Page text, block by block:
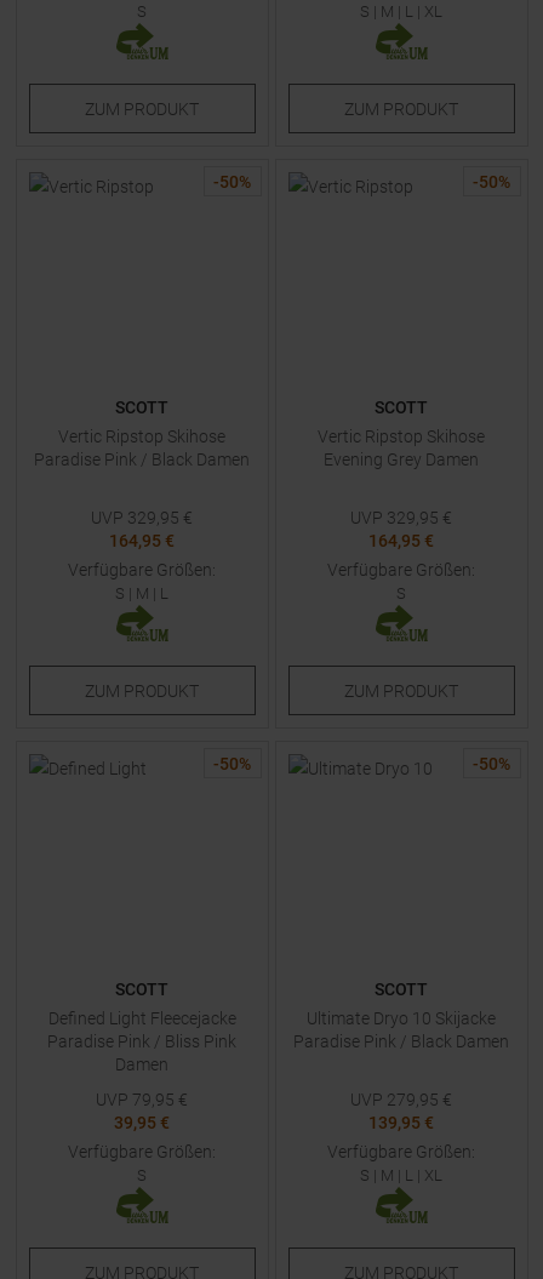
S
ZUM PRODUKT
S | M | L | XL
ZUM PRODUKT
-50%
SCOTT
Vertic Ripstop Skihose
Paradise Pink / Black Damen
UVP 329,95 €
164,95 €
Verfügbare Größen:
S | M | L
ZUM PRODUKT
-50%
SCOTT
Vertic Ripstop Skihose
Evening Grey Damen
UVP 329,95 €
164,95 €
Verfügbare Größen:
S
ZUM PRODUKT
-50%
SCOTT
Defined Light Fleecejacke
Paradise Pink / Bliss Pink
Damen
UVP 79,95 €
39,95 €
Verfügbare Größen:
S
ZUM PRODUKT
-50%
SCOTT
Ultimate Dryo 10 Skijacke
Paradise Pink / Black Damen
UVP 279,95 €
139,95 €
Verfügbare Größen:
S | M | L | XL
ZUM PRODUKT